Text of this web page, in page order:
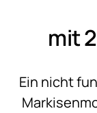
mit 2
Ein nicht